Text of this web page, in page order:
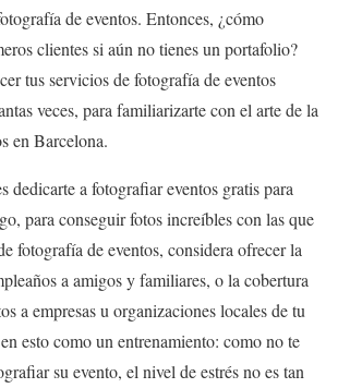
de eventos. Entonces, ¿cómo
clientes si aún no tienes un portafolio?
tus servicios de fotografía de eventos
veces, para familiarizarte con el arte de la
en Barcelona.
dedicarte a fotografiar eventos gratis para
para conseguir fotos increíbles con las que
fotografía de eventos, considera ofrecer la
a amigos y familiares, o la cobertura
a empresas u organizaciones locales de tu
esto como un entrenamiento: como no te
su evento, el nivel de estrés no es tan